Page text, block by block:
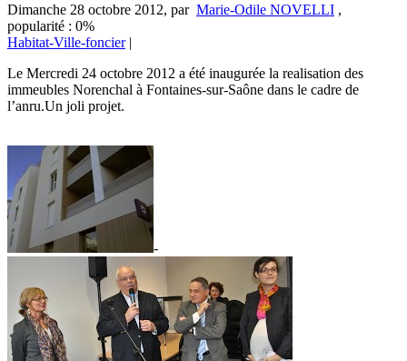
Dimanche 28 octobre 2012, par Marie-Odile NOVELLI ,
popularité : 0%
Habitat-Ville-foncier|
Le Mercredi 24 octobre 2012 a été inaugurée la realisation des
immeubles Norenchal à Fontaines-sur-Saône dans le cadre de
l’anru.Un joli projet.
-